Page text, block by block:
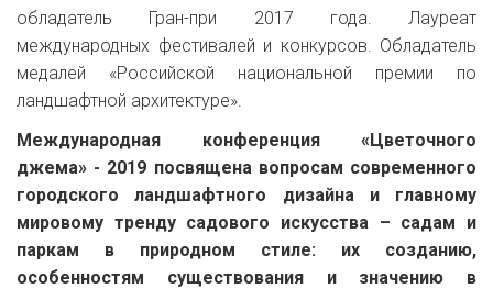
обладатель Гран-при 2017 года. Лауреат
международных фестивалей и конкурсов. Обладатель
медалей «Российской национальной премии по
ландшафтной архитектуре».
Международная конференция «Цветочного
джема» - 2019 посвящена вопросам современного
городского ландшафтного дизайна и
главному
мировому тренду садового искусства – садам и
паркам в природном стиле: их созданию,
особенностям существования и значению в